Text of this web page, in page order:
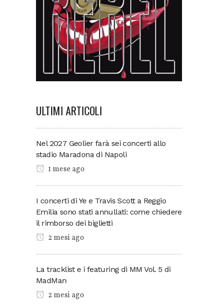
ULTIMI ARTICOLI
Nel 2027 Geolier farà sei concerti allo
stadio Maradona di Napoli
1 mese ago
I concerti di Ye e Travis Scott a Reggio
Emilia sono stati annullati: come chiedere
il rimborso dei biglietti
2 mesi ago
La tracklist e i featuring di MM Vol. 5 di
MadMan
2 mesi ago